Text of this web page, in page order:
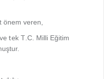
önem veren,
tek T .C. Milli Eğitim